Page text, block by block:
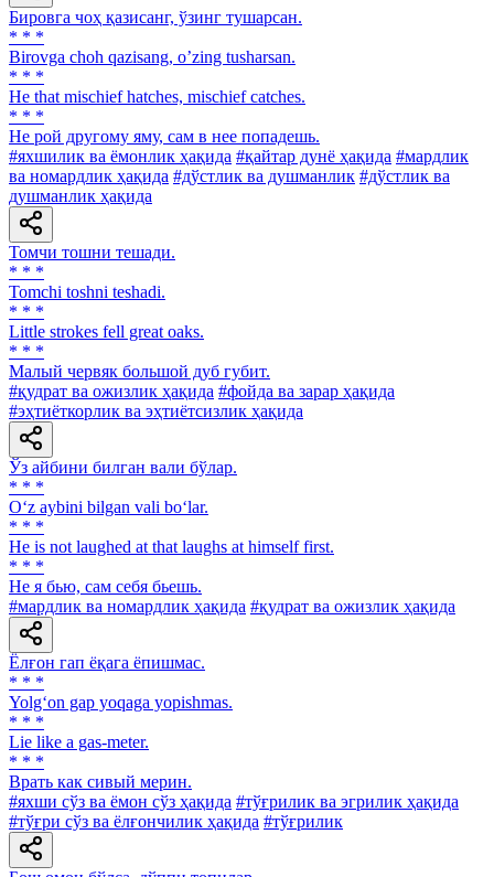
Бировга чоҳ қазисанг, ўзинг тушарсан.
* * *
Birovga choh qazisang, oʼzing tusharsan.
* * *
He that mischief hatches, mischief catches.
* * *
He рой другому яму, сам в нее попадешь.
#яхшилик ва ёмонлик ҳақида #қайтар дунё ҳақида #мардлик
ва номардлик ҳақида #дўстлик ва душманлик #дўстлик ва
душманлик ҳақида
Томчи тошни тешади.
* * *
Tomchi toshni teshadi.
* * *
Little strokes fell great oaks.
* * *
Малый червяк большой дуб губит.
#қудрат ва ожизлик ҳақида #фойда ва зарар ҳақида
#эҳтиёткорлик ва эҳтиётсизлик ҳақида
Ўз айбини билган вали бўлар.
* * *
O‘z aybini bilgan vali bo‘lar.
* * *
He is not laughed at that laughs at himself first.
* * *
He я бью, сам себя бьешь.
#мардлик ва номардлик ҳақида #қудрат ва ожизлик ҳақида
Ёлғон гап ёқага ёпишмас.
* * *
Yolg‘on gap yoqaga yopishmas.
* * *
Lie like a gas-meter.
* * *
Врать как сивый мерин.
#яхши сўз ва ёмон сўз ҳақида #тўғрилик ва эгрилик ҳақида
#тўғри сўз ва ёлғончилик ҳақида #тўғрилик